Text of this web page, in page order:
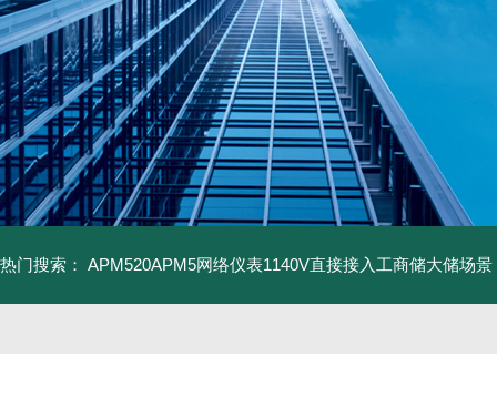
热门搜索： APM520APM5网络仪表1140V直接接入工商储大储场景